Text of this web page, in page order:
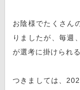
お陰様でたくさん
りましたが、毎週
が選考に掛けられ
つきましては、